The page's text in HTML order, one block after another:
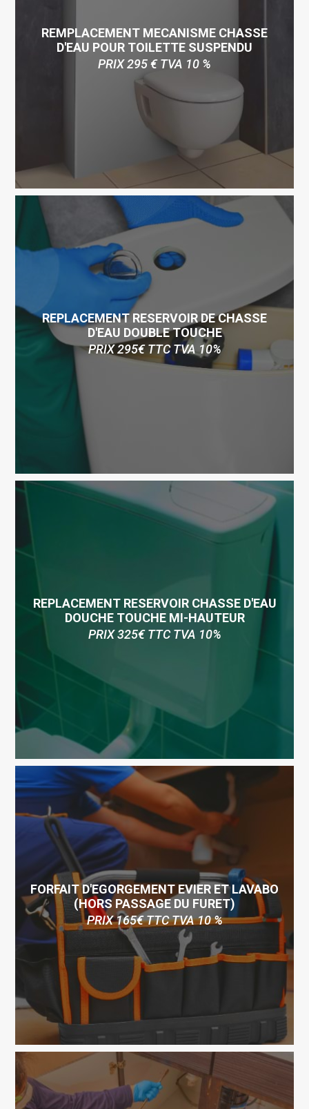
REMPLACEMENT MECANISME CHASSE
D'EAU POUR TOILETTE SUSPENDU
PRIX 295 € TVA 10 %
REPLACEMENT RESERVOIR DE CHASSE
D'EAU DOUBLE TOUCHE
PRIX 295€ TTC TVA 10%
REPLACEMENT RESERVOIR CHASSE D'EAU
DOUCHE TOUCHE MI-HAUTEUR
PRIX 325€ TTC TVA 10%
FORFAIT D'EGORGEMENT EVIER ET LAVABO
(HORS PASSAGE DU FURET)
PRIX 165€ TTC TVA 10 %